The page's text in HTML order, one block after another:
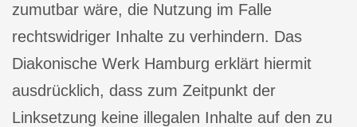
zumutbar wäre, die Nutzung im Falle
rechtswidriger Inhalte zu verhindern. Das
Diakonische Werk Hamburg erklärt hiermit
ausdrücklich, dass zum Zeitpunkt der
Linksetzung keine illegalen Inhalte auf den zu